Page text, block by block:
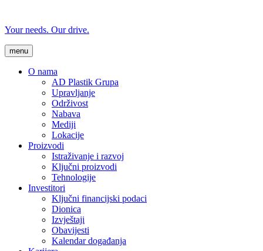
Your needs. Our drive.
menu
O nama
AD Plastik Grupa
Upravljanje
Održivost
Nabava
Mediji
Lokacije
Proizvodi
Istraživanje i razvoj
Ključni proizvodi
Tehnologije
Investitori
Ključni financijski podaci
Dionica
Izvještaji
Obavijesti
Kalendar događanja